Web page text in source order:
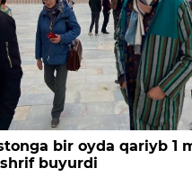
bir oyda qariyb 1
buyurdi